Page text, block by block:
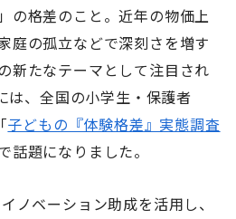
の格差のこと。近年の物価上
庭の孤立などで深刻さを増す
新たなテーマとして注目され
は、全国の小学生・保護者
子どもの『体験格差』実態調査
話題になりました。
ノベーション助成を活用し、